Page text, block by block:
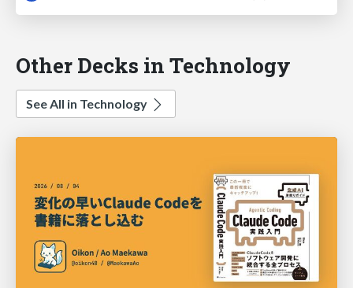
Other Decks in Technology
See All in Technology